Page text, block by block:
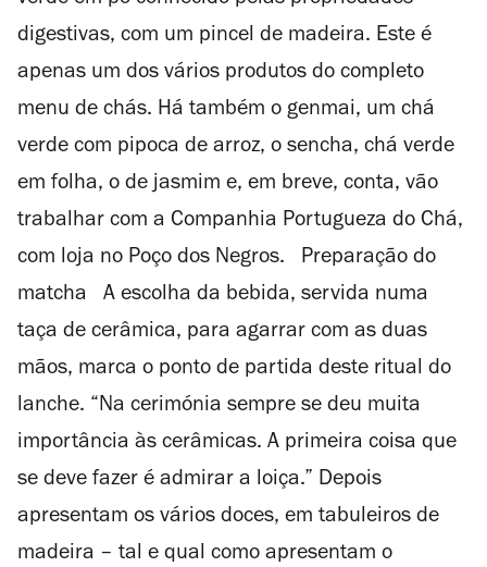
digestivas, com um pincel de madeira. Este é
apenas um dos vários produtos do completo
menu de chás. Há também o genmai, um chá
verde com pipoca de arroz, o sencha, chá verde
em folha, o de jasmim e, em breve, conta, vão
trabalhar com a Companhia Portugueza do Chá,
com loja no Poço dos Negros. Preparação do
matcha A escolha da bebida, servida numa
taça de cerâmica, para agarrar com as duas
mãos, marca o ponto de partida deste ritual do
lanche. “Na cerimónia sempre se deu muita
importância às cerâmicas. A primeira coisa que
se deve fazer é admirar a loiça.” Depois
apresentam os vários doces, em tabuleiros de
madeira – tal e qual como apresentam o